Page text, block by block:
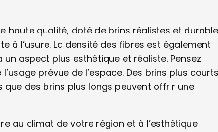
haute qualité, doté de brins réalistes et
à l’usure. La densité des fibres est également
aspect plus esthétique et réaliste. Pensez
prévue de l’espace. Des brins plus
des brins plus longs peuvent offrir une
au climat de votre région et à l’esthétique